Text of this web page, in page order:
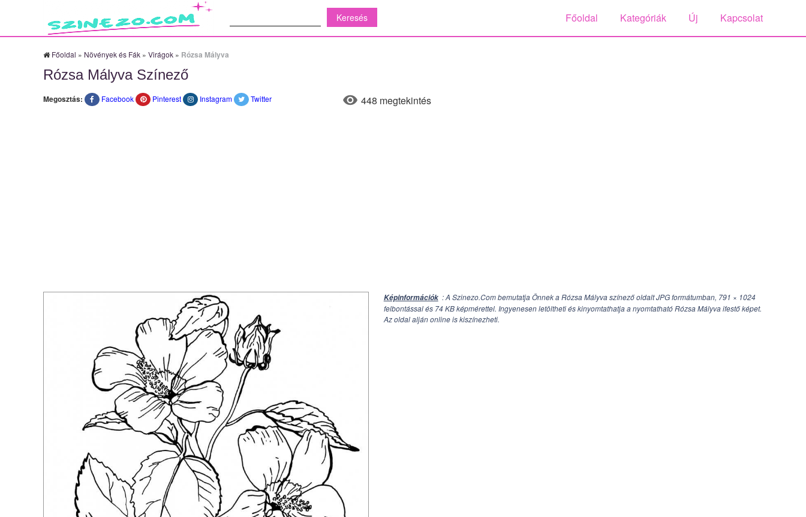
Főoldal Kategóriák Új Kapcsolat
Főoldal » Növények és Fák » Virágok » Rózsa Mályva
Rózsa Mályva Színező
Megosztás: Facebook Pinterest Instagram Twitter 448 megtekintés
Képinformációk : A Szinezo.Com bemutatja Önnek a Rózsa Mályva színező oldalt JPG formátumban, 791 × 1024
felbontással és 74 KB képmérettel. Ingyenesen letöltheti és kinyomtathatja a nyomtatható Rózsa Mályva ifestő képet.
Az oldal alján online is kiszínezheti.